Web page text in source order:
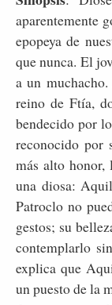
aparentemente
epopeya de
que nunca. El
a un
reino de Ftía,
bendecido por
reconocido por
más alto
una diosa:
Patroclo no
gestos; su
contemplarlo
explica que
un puesto de la